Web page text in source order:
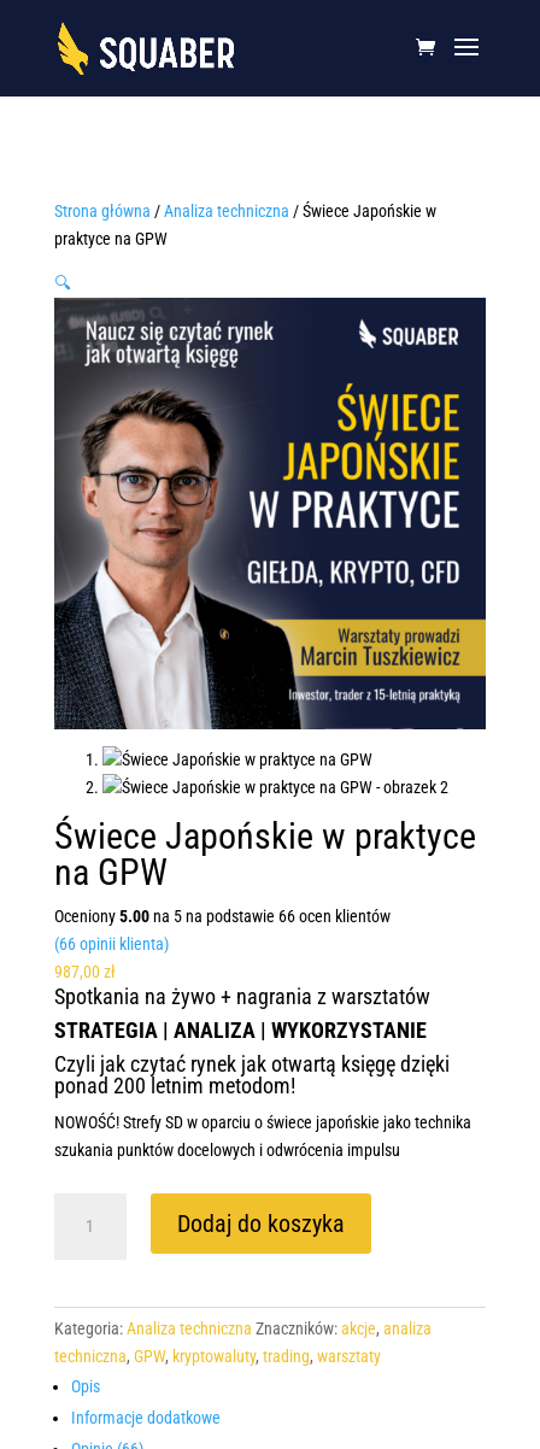
Strona główna /Analiza techniczna / Świece Japońskie w
praktyce na GPW
🔍
Świece Japońskie w praktyce
na GPW
Oceniony5.00na 5 na podstawie 66ocen klientów
(66opinii klienta)
987,00zł
Spotkania na żywo + nagrania z warsztatów
STRATEGIA | ANALIZA | WYKORZYSTANIE
Czyli jak czytać rynek jak otwartą księgę dzięki
ponad 200 letnim metodom!
NOWOŚĆ! Strefy SD w oparciu o świece japońskie jako technika
szukania punktów docelowych i odwrócenia impulsu
Świece
praktyce
Dodaj do koszyka
Kategoria:Analiza techniczna Znaczników:akcje, analiza
techniczna, GPW, kryptowaluty, trading, warsztaty
Opis
Informacje dodatkowe